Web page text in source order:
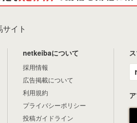
サイト
netkeibaについて
採用情報
広告掲載について
利用規約
プライバシーポリシー
投稿ガイドライン